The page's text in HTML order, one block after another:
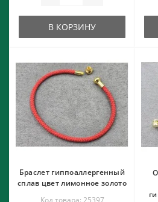
В КОРЗИНУ
Браслет гиппоаллергенный
сплав цвет лимонное золото